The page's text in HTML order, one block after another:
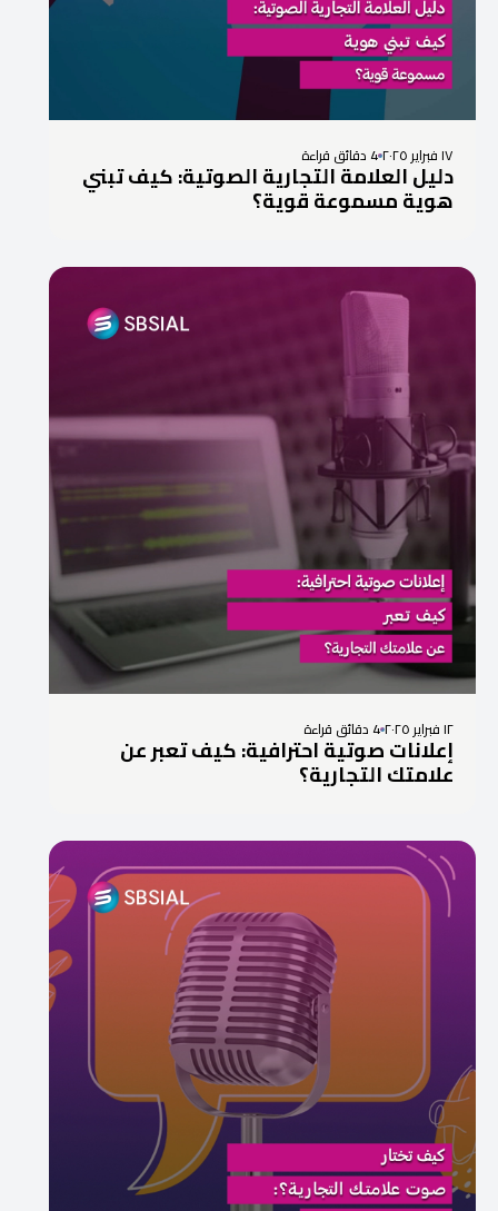
١٧ فبراير ٢٠٢٥ 4 دقائق قراءة
دليل العلامة التجارية الصوتية: كيف تبني
هوية مسموعة قوية؟
١٢ فبراير ٢٠٢٥ 4 دقائق قراءة
إعلانات صوتية احترافية: كيف تعبر عن
علامتك التجارية؟